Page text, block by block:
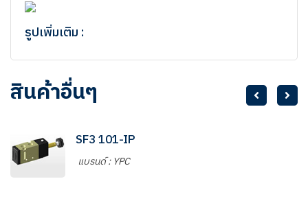
รูปเพิ่มเติม :
สินค้าอื่นๆ
SF3 101-IP
แบรนด์ : YPC